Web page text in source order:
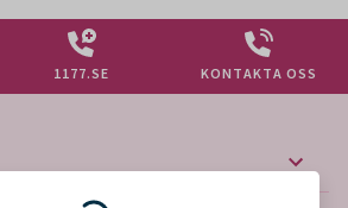
1177.SE KONTAKTA OSS